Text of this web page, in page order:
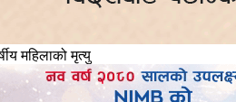
महिलाको मृत्यु